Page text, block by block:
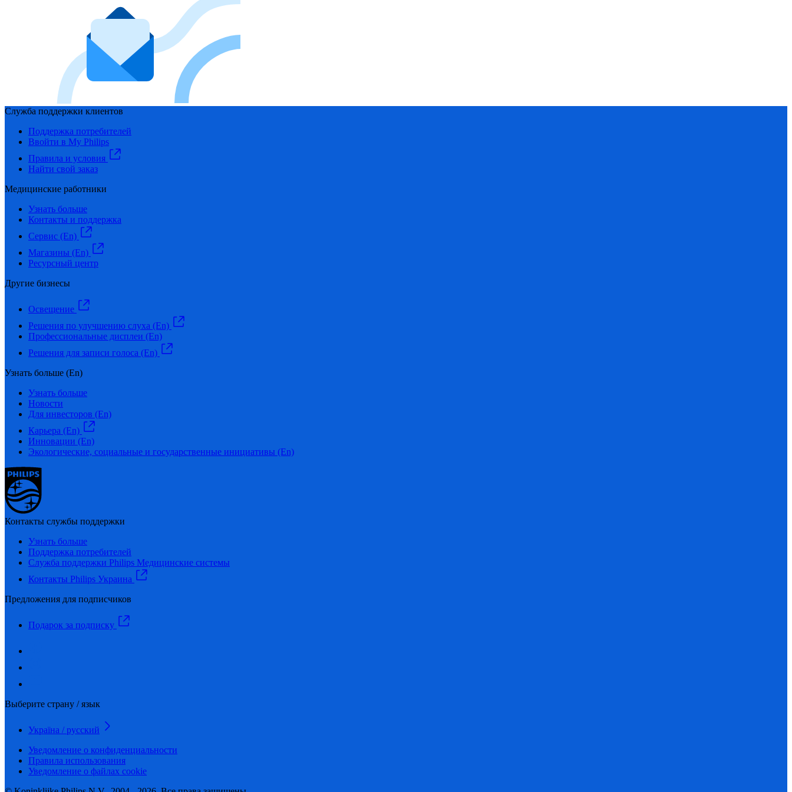
Служба поддержки клиентов
Поддержка потребителей
Ввойти в My Philips
Правила и условия
Найти свой заказ
Медицинские работники
Узнать больше
Контакты и поддержка
Сервис (En)
Магазины (En)
Ресурсный центр
Другие бизнесы
Освещение
Решения по улучшению слуха (En)
Профессиональные дисплеи (En)
Решения для записи голоса (En)
Узнать больше (En)
Узнать больше
Новости
Для инвесторов (En)
Карьера (En)
Инновации (En)
Экологические, социальные и государственные инициативы (En)
Контакты службы поддержки
Узнать больше
Поддержка потребителей
Служба поддержки Philips Медицинские системы
Контакты Philips Украина
Предложения для подписчиков
Подарок за подписку
Выберите страну / язык
Україна / русский
Уведомление о конфиденциальности
Правила использования
Уведомление о файлах cookie